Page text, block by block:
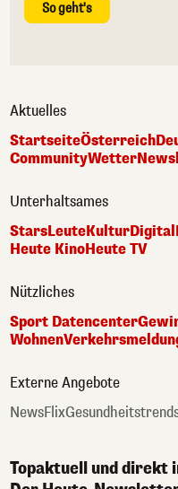
So geht's
Aktuelles
StartseiteÖsterreich
CommunityWetter
Unterhaltsames
StarsLeuteKulturDigital
Heute KinoHeute TV
Nützliches
Sport Datencenter
Wohnen
Externe Angebote
NewsFlix
Topaktuell und direkt